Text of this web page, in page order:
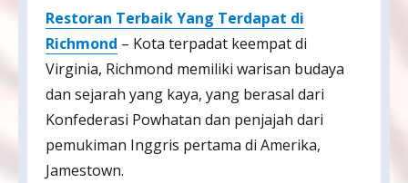
Restoran Terbaik Yang Terdapat di
Richmond – Kota terpadat keempat di
Virginia, Richmond memiliki warisan budaya
dan sejarah yang kaya, yang berasal dari
Konfederasi Powhatan dan penjajah dari
pemukiman Inggris pertama di Amerika,
Jamestown.